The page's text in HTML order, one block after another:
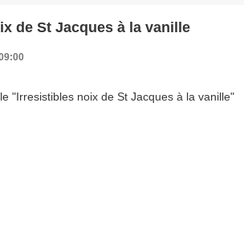
de St Jacques à la vanille